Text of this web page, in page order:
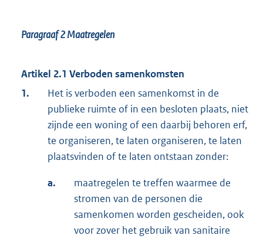
Paragraaf 2Maatregelen
Artikel 2.1 Verboden samenkomsten
1.
Het is verboden een samenkomst in de
publieke ruimte of in een besloten plaats, niet
zijnde een woning of een daarbij behoren erf,
te organiseren, te laten organiseren, te laten
plaatsvinden of te laten ontstaan zonder:
a.
maatregelen te treffen waarmee de
stromen van de personen die
samenkomen worden gescheiden, ook
voor zover het gebruik van sanitaire